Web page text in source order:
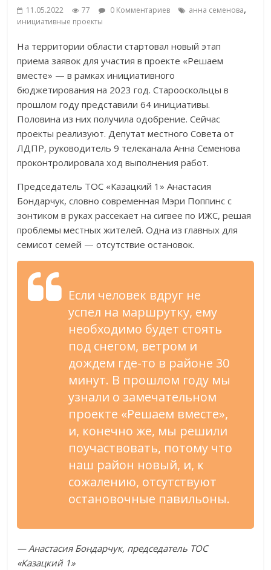
11.05.2022 77 0 Комментариев анна семенова,
инициативные проекты
На территории области стартовал новый этап
приема заявок для участия в проекте «Решаем
вместе» — в рамках инициативного
бюджетирования на 2023 год. Старооскольцы в
прошлом году представили 64 инициативы.
Половина из них получила одобрение. Сейчас
проекты реализуют. Депутат местного Совета от
ЛДПР, руководитель 9 телеканала Анна Семенова
проконтролировала ход выполнения работ.
Председатель ТОС «Казацкий 1» Анастасия
Бондарчук, словно современная Мэри Поппинс с
зонтиком в руках рассекает на сигвее по ИЖС, решая
проблемы местных жителей. Одна из главных для
семисот семей — отсутствие остановок.
Если человек вдруг не
успел на маршрутку, ему
необходимо будет стоять
под снегом, ветром и
дождем где-то в районе 30
минут. В прошлом году мы
узнали о замечательном
проекте «Решаем вместе»,
и, конечно же, мы решили
поучаствовать, потому что
наш район новый, и, к
сожалению, отсутствуют
остановочные павильоны.
— Анастасия Бондарчук, председатель ТОС
«Казацкий 1»